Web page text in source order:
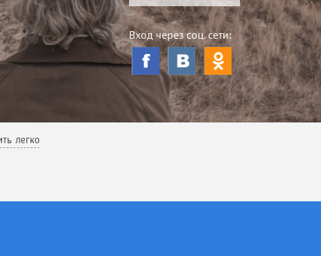
Вход через соц. сети:
легко